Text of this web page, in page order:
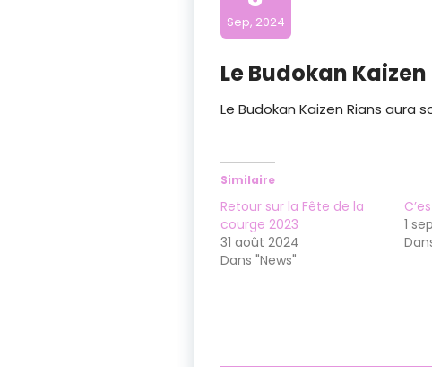
Sep, 2024
Le Budokan
Le Budokan Kaizen Rians aura
Similaire
Retour sur la Fête de la
courge 2023
31 août 2024
Dans "News"
1